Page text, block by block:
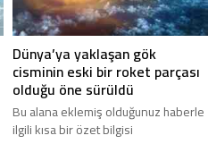
Dünya’ya yaklaşan gök
cisminin eski bir roket parçası
olduğu öne sürüldü
Bu alana eklemiş olduğunuz haberle
ilgili kısa bir özet bilgisi